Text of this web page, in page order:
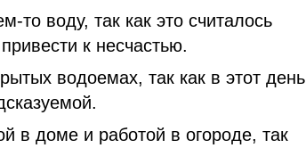
то воду, так как это считалось
к несчастью.
водоемах, так как в этот день
в доме и работой в огороде, так